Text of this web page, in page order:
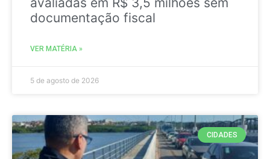
documentação fiscal
VER MATÉRIA »
5 de agosto de 2026
CIDADES